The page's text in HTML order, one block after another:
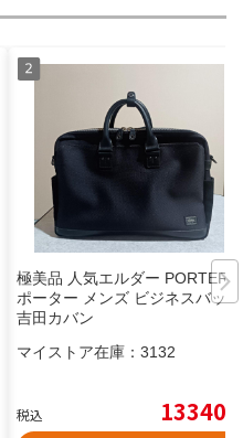
極美品 人気エルダー PORTER
ポーター メンズ ビジネスバッグ
吉田カバン
マイストア在庫： 3132
税込 13340